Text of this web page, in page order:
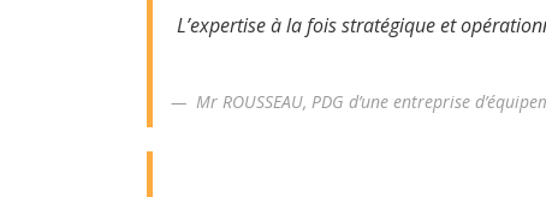
L’expertise à la fois stratégique et
Mr ROUSSEAU, PDG d’une entreprise